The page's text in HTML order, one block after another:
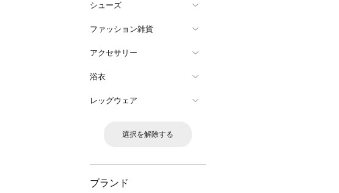
シューズ
ファッション雑貨
アクセサリー
浴衣
レッグウェア
選択を解除する
ブランド